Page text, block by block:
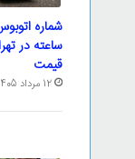
ساعته در
قیمت
12 مرداد 1405